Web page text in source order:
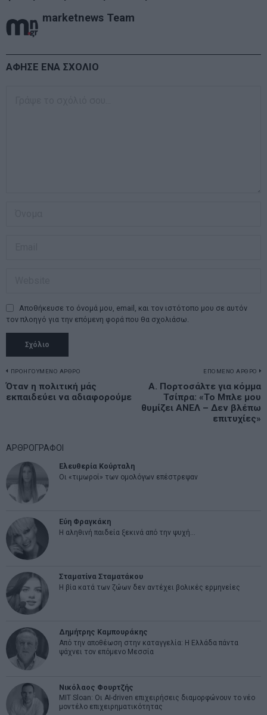
marketnews Team
ΑΦΗΣΕ ΕΝΑ ΣΧΟΛΙΟ
Αποθήκευσε το όνομά μου, email, και τον ιστότοπο μου σε αυτόν
τον πλοηγό για την επόμενη φορά που θα σχολιάσω.
Πλοήγηση
άρθρων
ΠΡΟΗΓΟΥΜΕΝΟ ΑΡΘΡΟ
Previous
post:
Όταν η πολιτική μάς
εκπαιδεύει να αδιαφορούμε
ΕΠΟΜΕΝΟ ΑΡΘΡΟ
Α. Πορτοσάλτε για κόμμα
Τσίπρα: «Το Μπλε μου
θυμίζει ΑΝΕΛ – Δεν βλέπω
επιτυχίες»
ΑΡΘΡΟΓΡΑΦΟΙ
Ελευθερία Κούρταλη
Οι «τιμωροί» των ομολόγων επέστρεψαν
Εύη Φραγκάκη
Η αληθινή παιδεία ξεκινά από την ψυχή…
Σταματίνα Σταματάκου
Η βία κατά των ζώων δεν αντέχει βολικές ερμηνείες
Δημήτρης Καμπουράκης
Από την αποθέωση στην καταγγελία: Η Ελλάδα πάντα
ψάχνει τον επόμενο Μεσσία
Νικόλαος Φουρτζής
MIT Sloan: Οι AI-driven επιχειρήσεις διαμορφώνουν το νέο
μοντέλο επιχειρηματικότητας